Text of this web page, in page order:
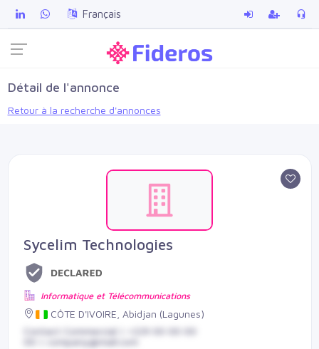
Français
Détail de l'annonce
Retour à la recherche d'annonces
Sycelim Technologies
Informatique et Télécommunications
CÔTE D'IVOIRE, Abidjan (Lagunes)
Contact Commercial | +229 00 00 00
00 | company@mail.com